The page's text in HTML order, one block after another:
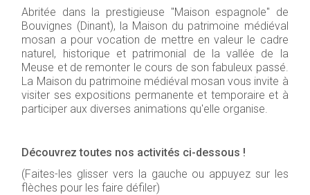
Abritée dans la prestigieuse "Maison espagnole" de
Bouvignes (Dinant), la Maison du patrimoine médiéval
mosan a pour vocation de mettre en valeur le cadre
naturel, historique et patrimonial de la vallée de la
Meuse et de remonter le cours de son fabuleux passé.
La Maison du patrimoine médiéval mosan vous invite à
visiter ses expositions permanente et temporaire et à
participer aux diverses animations qu'elle organise.
Découvrez toutes nos activités ci-dessous !
(Faites-les glisser vers la gauche ou appuyez sur les
flèches pour les faire défiler)